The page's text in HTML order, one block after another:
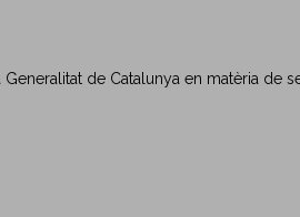
de Catalunya en matèria de